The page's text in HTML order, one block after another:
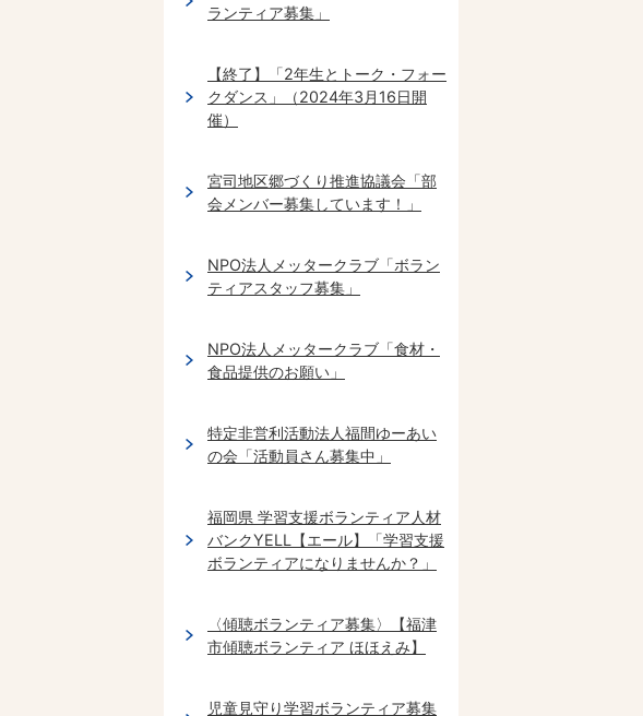
ランティア募集」
【終了】「2年生とトーク・フォー
クダンス」（2024年3月16日開
催）
宮司地区郷づくり推進協議会「部
会メンバー募集しています！」
NPO法人メッタークラブ「ボラン
ティアスタッフ募集」
NPO法人メッタークラブ「食材・
食品提供のお願い」
特定非営利活動法人福間ゆーあい
の会「活動員さん募集中」
福岡県 学習支援ボランティア人材
バンクYELL【エール】「学習支援
ボランティアになりませんか？」
〈傾聴ボランティア募集〉【福津
市傾聴ボランティア ほほえみ】
児童見守り学習ボランティア募集